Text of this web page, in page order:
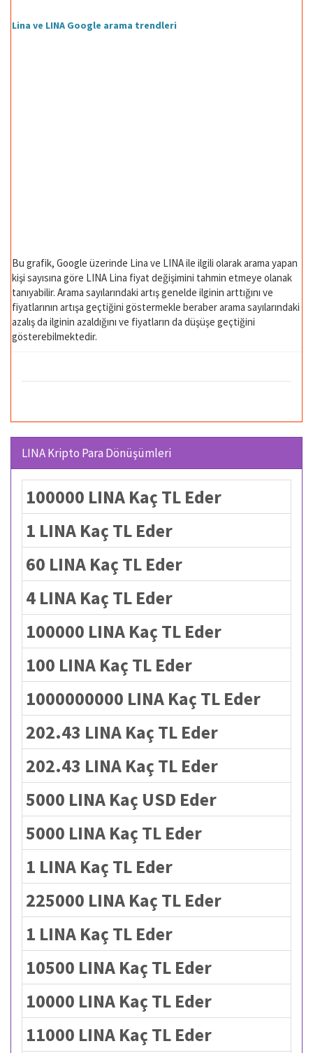
Lina ve LINA Google arama trendleri
Bu grafik, Google üzerinde Lina ve LINA ile ilgili olarak arama yapan
kişi sayısına göre LINA Lina fiyat değişimini tahmin etmeye olanak
tanıyabilir. Arama sayılarındaki artış genelde ilginin arttığını ve
fiyatlarının artışa geçtiğini göstermekle beraber arama sayılarındaki
azalış da ilginin azaldığını ve fiyatların da düşüşe geçtiğini
gösterebilmektedir.
LINA Kripto Para Dönüşümleri
100000 LINA Kaç TL Eder
1 LINA Kaç TL Eder
60 LINA Kaç TL Eder
4 LINA Kaç TL Eder
100000 LINA Kaç TL Eder
100 LINA Kaç TL Eder
1000000000 LINA Kaç TL Eder
202.43 LINA Kaç TL Eder
202.43 LINA Kaç TL Eder
5000 LINA Kaç USD Eder
5000 LINA Kaç TL Eder
1 LINA Kaç TL Eder
225000 LINA Kaç TL Eder
1 LINA Kaç TL Eder
10500 LINA Kaç TL Eder
10000 LINA Kaç TL Eder
11000 LINA Kaç TL Eder